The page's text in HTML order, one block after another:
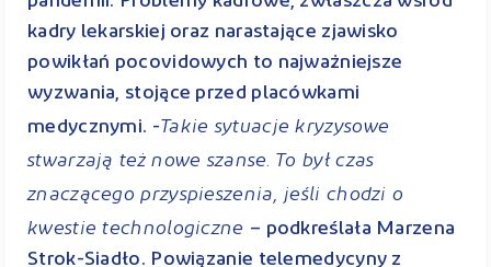
kadry lekarskiej oraz narastające zjawisko
powikłań pocovidowych to najważniejsze
wyzwania, stojące przed placówkami
medycznymi. -Takie sytuacje kryzysowe
stwarzają też nowe szanse. To był czas
znaczącego przyspieszenia, jeśli chodzi o
kwestie technologiczne – podkreślała Marzena
Strok-Siadło. Powiązanie telemedycyny z